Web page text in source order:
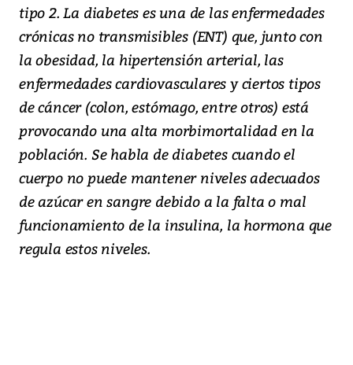
tipo 2. La diabetes es una de las enfermedades
crónicas no transmisibles (ENT) que, junto con
la obesidad, la hipertensión arterial, las
enfermedades cardiovasculares y ciertos tipos
de cáncer (colon, estómago, entre otros) está
provocando una alta morbimortalidad en la
población. Se habla de diabetes cuando el
cuerpo no puede mantener niveles adecuados
de azúcar en sangre debido a la falta o mal
funcionamiento de la insulina, la hormona que
regula estos niveles.